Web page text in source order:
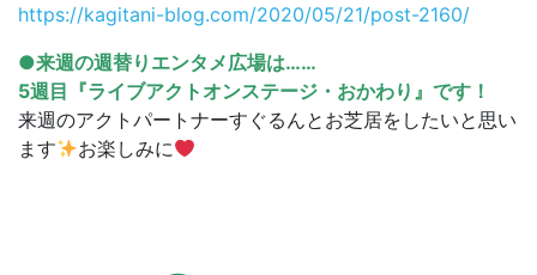
https://kagitani-blog.com/2020/05/21/post-2160/
●来週の週替りエンタメ広場は……
5週目『ライブアクトオンステージ・おかわり』です！
来週のアクトパートナーすぐるんとお芝居をしたいと思い
ます
お楽しみに